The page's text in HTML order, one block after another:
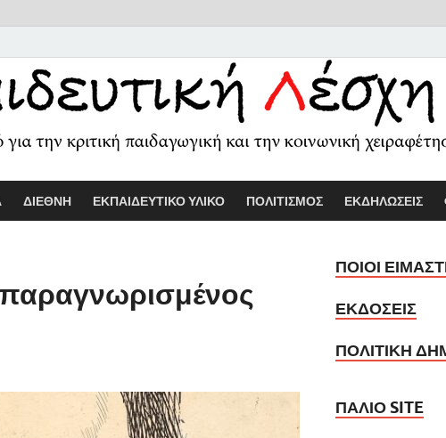
Εκπαιδευτική
ΔΙΕΘΝΗ ΕΚΠΑΙΔΕΥΤΙΚΟ ΥΛΙΚΟ ΠΟΛΙΤΙΣΜΟΣ ΕΚΔΗΛΩΣΕΙΣ
ΠΟΙΟΙ
ΕΚΔΟΣΕΙΣ
ΠΟΛΙΤΙΚΗ
ΠΑΛΙΟ SITE